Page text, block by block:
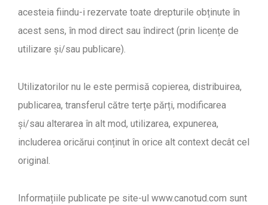
acesteia fiindu-i rezervate toate drepturile obținute în
acest sens, în mod direct sau îndirect (prin licențe de
utilizare și/sau publicare).
Utilizatorilor nu le este permisă copierea, distribuirea,
publicarea, transferul către terțe părți, modificarea
și/sau alterarea în alt mod, utilizarea, expunerea,
includerea oricărui conținut în orice alt context decât cel
original.
Informațiile publicate pe site-ul www.canotud.com sunt